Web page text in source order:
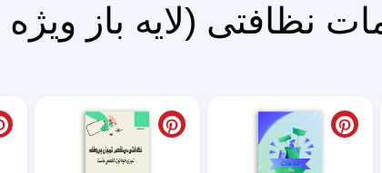
نظافتی (لایه باز